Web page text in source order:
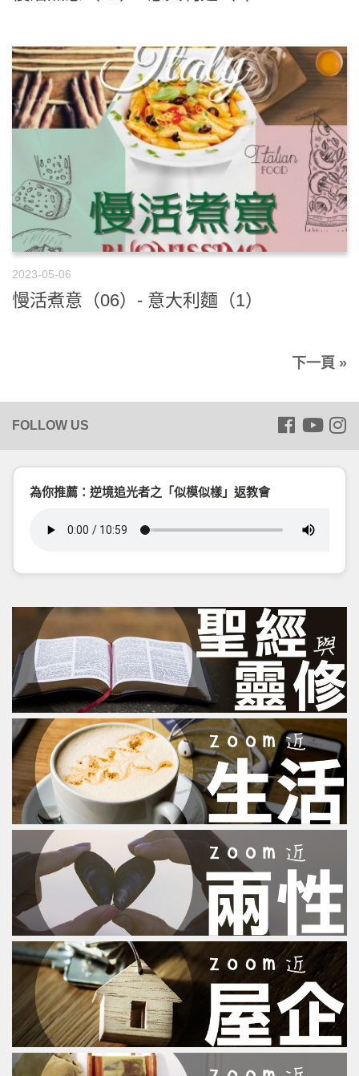
2023-05-06
慢活煮意（06）- 意大利麵（1）
下一頁 »
為你推薦：逆境追光者之「似模似樣」返教會